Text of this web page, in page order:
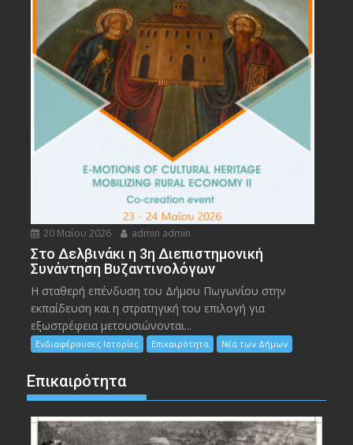
20 Μαΐου 2026 admin admin
Στο Δελβινάκι η 3η Διεπιστημονική
Συνάντηση Βυζαντινολόγων
Η σταθερή επένδυση του Δήμου Πωγωνίου στην
εκπαίδευση και η στρατηγική του επιλογή για
εξωστρέφεια μετουσιώνονται...
Ενδιαφέρουσες Ιστορίες Επικαιρότητα Νέα των Δήμων
Επικαιρότητα